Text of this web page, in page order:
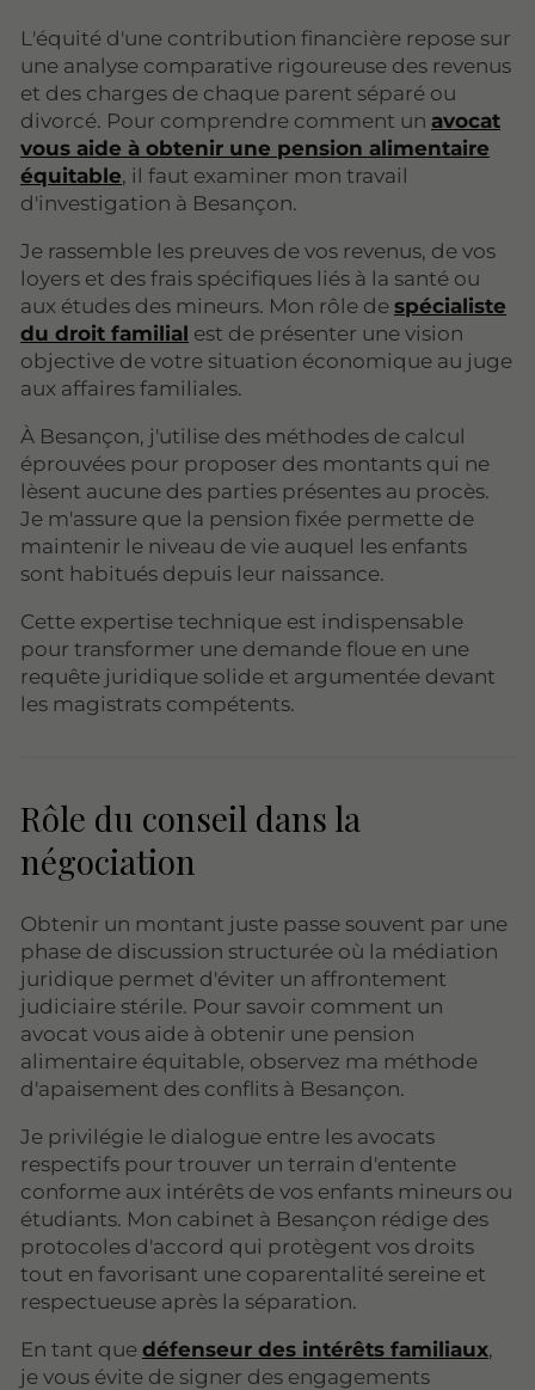
L'équité d'une contribution financière repose sur
une analyse comparative rigoureuse des revenus
et des charges de chaque parent séparé ou
divorcé. Pour comprendre comment un avocat
vous aide à obtenir une pension alimentaire
équitable, il faut examiner mon travail
d'investigation à Besançon.
Je rassemble les preuves de vos revenus, de vos
loyers et des frais spécifiques liés à la santé ou
aux études des mineurs. Mon rôle de spécialiste
du droit familial est de présenter une vision
objective de votre situation économique au juge
aux affaires familiales.
À Besançon, j'utilise des méthodes de calcul
éprouvées pour proposer des montants qui ne
lèsent aucune des parties présentes au procès.
Je m'assure que la pension fixée permette de
maintenir le niveau de vie auquel les enfants
sont habitués depuis leur naissance.
Cette expertise technique est indispensable
pour transformer une demande floue en une
requête juridique solide et argumentée devant
les magistrats compétents.
Rôle du conseil dans la
négociation
Obtenir un montant juste passe souvent par une
phase de discussion structurée où la médiation
juridique permet d'éviter un affrontement
judiciaire stérile. Pour savoir comment un
avocat vous aide à obtenir une pension
alimentaire équitable, observez ma méthode
d'apaisement des conflits à Besançon.
Je privilégie le dialogue entre les avocats
respectifs pour trouver un terrain d'entente
conforme aux intérêts de vos enfants mineurs ou
étudiants. Mon cabinet à Besançon rédige des
protocoles d'accord qui protègent vos droits
tout en favorisant une coparentalité sereine et
respectueuse après la séparation.
En tant que défenseur des intérêts familiaux,
je vous évite de signer des engagements